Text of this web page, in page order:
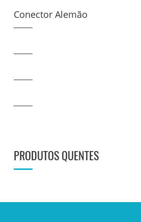
Conector Alemão
PRODUTOS QUENTES